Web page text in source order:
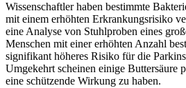
Wissenschaftler haben bestimmte
mit einem erhöhten Erkrankungsrisiko
eine Analyse von Stuhlproben eines
Menschen mit einer erhöhten Anzahl
signifikant höheres Risiko für die
Umgekehrt scheinen einige Buttersäure
eine schützende Wirkung zu haben.